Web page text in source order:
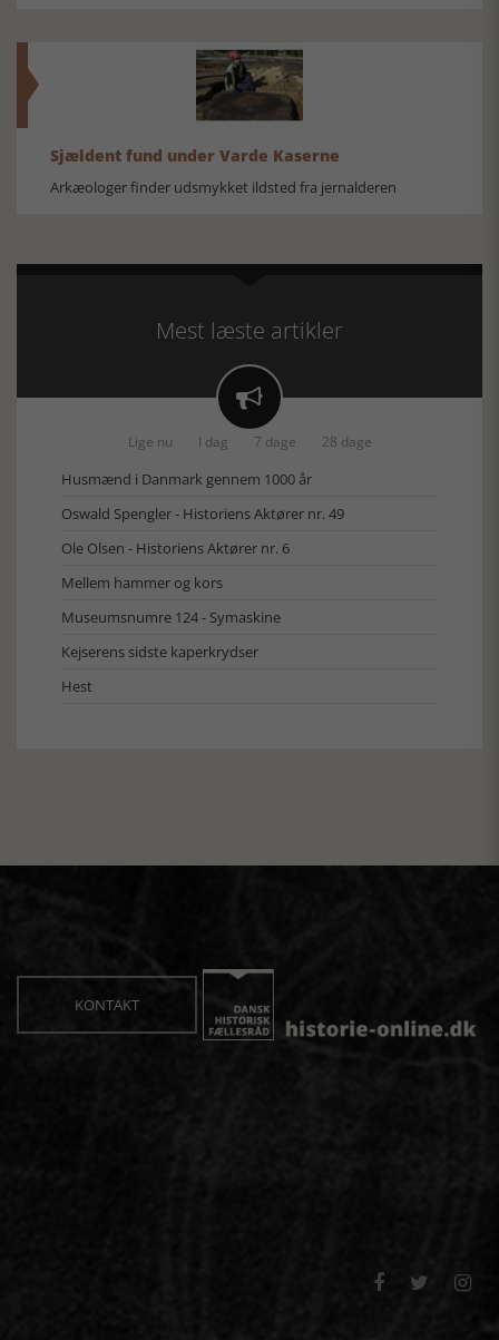
Sjældent fund under Varde Kaserne
Arkæologer finder udsmykket ildsted fra jernalderen
Mest læste artikler

Lige nu I dag 7 dage 28 dage
Husmænd i Danmark gennem 1000 år
Oswald Spengler - Historiens Aktører nr. 49
Ole Olsen - Historiens Aktører nr. 6
Mellem hammer og kors
Museumsnumre 124 - Symaskine
Kejserens sidste kaperkrydser
Hest
KONTAKT
  